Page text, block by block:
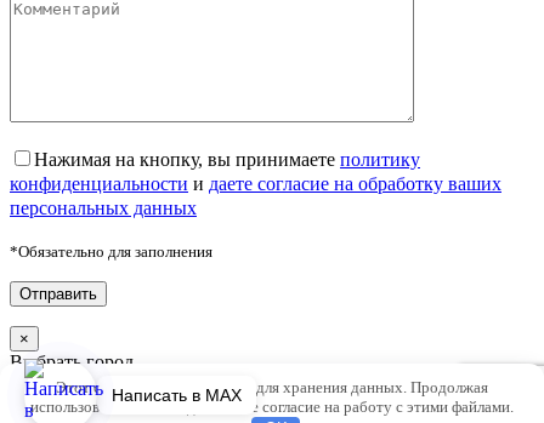
Нажимая на кнопку, вы принимаете политику
конфиденциальности и даете согласие на обработку ваших
персональных данных
*Обязательно для заполнения
×
Выбрать город
Нижний Новгород
Написать в MAX
Этот сайт использует cookie для хранения данных. Продолжая
использовать сайт, Вы даете свое согласие на работу с этими файлами.